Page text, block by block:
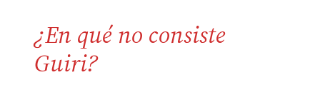
¿En qué no consiste
Guiri?